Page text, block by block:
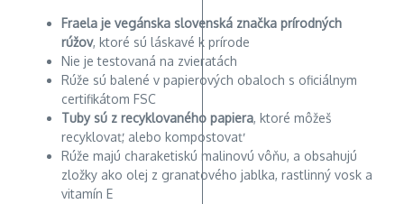
Fraela je vegánska slovenská značka prírodných
rúžov, ktoré sú láskavé k prírode
Nie je testovaná na zvieratách
Rúže sú balené v papierových obaloch s oficiálnym
certifikátom FSC
Tuby sú z recyklovaného papiera, ktoré môžeš
recyklovať, alebo kompostovať
Rúže majú charaketiskú malinovú vôňu, a obsahujú
zložky ako olej z granatového jablka, rastlinný vosk a
vitamín E